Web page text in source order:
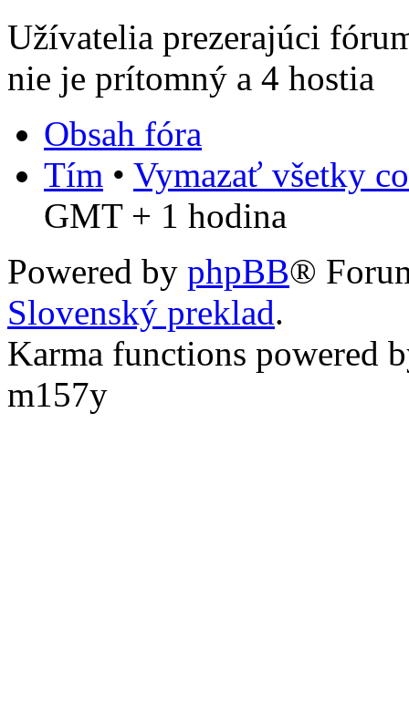
Užívatelia prezerajúci
nie je prítomný a 4 hostia
Obsah fóra
Tím • Vymazať všetky
GMT + 1 hodina
Powered by phpBB®
Slovenský preklad.
Karma functions powered
m157y